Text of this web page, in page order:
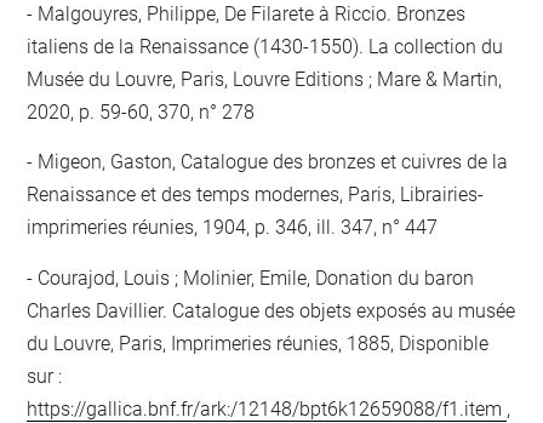
Malgouyres, Philippe, De Filarete à Riccio. Bronzes
italiens de la Renaissance (1430-1550). La collection du
Musée du Louvre, Paris, Louvre Editions ; Mare & Martin,
2020, p. 59-60, 370, n° 278
Migeon, Gaston, Catalogue des bronzes et cuivres de la
Renaissance et des temps modernes, Paris, Librairies-
imprimeries réunies, 1904, p. 346, ill. 347, n° 447
Courajod, Louis ; Molinier, Emile, Donation du baron
Charles Davillier. Catalogue des objets exposés au musée
du Louvre, Paris, Imprimeries réunies, 1885, Disponible
sur :
https://gallica.bnf.fr/ark:/12148/bpt6k12659088/f1.item ,